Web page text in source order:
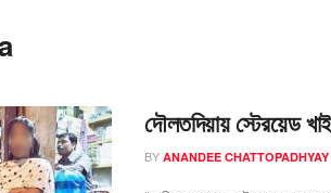
দৌলতদিয়ায় স্টেরয়েড
BY ANANDEE CHATTOPADHYAY